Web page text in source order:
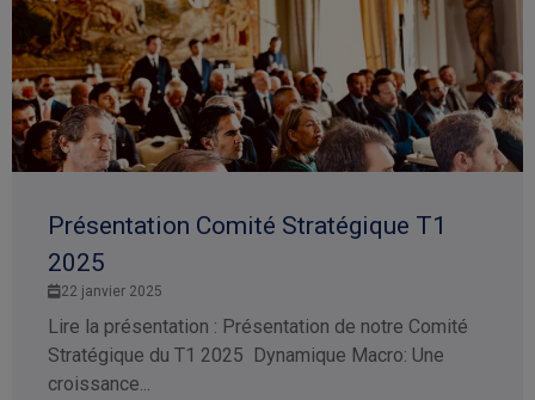
Présentation Comité Stratégique T1
2025
22 janvier 2025
Lire la présentation : Présentation de notre Comité
Stratégique du T1 2025 Dynamique Macro: Une
croissance...